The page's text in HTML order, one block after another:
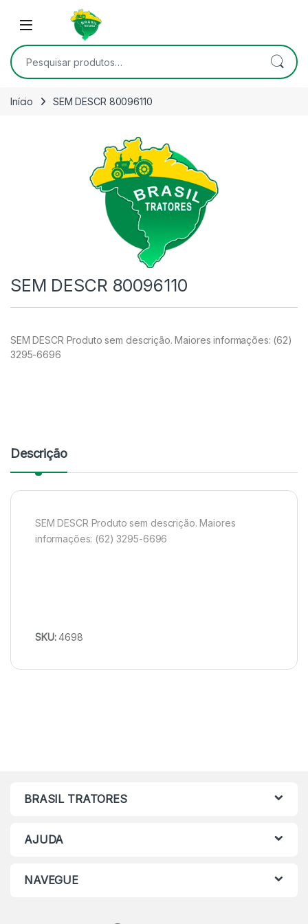
Skip to navigation
Open
Pesquisar por:
Início SEM DESCR 80096110
SEM DESCR 80096110
SEM DESCR Produto sem descrição. Maiores informações: (62)
3295-6696
Descrição
SEM DESCR Produto sem descrição. Maiores
informações: (62) 3295-6696
SKU:4698
BRASIL TRATORES
AJUDA
NAVEGUE